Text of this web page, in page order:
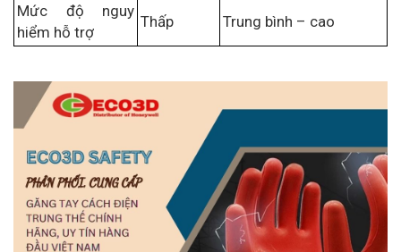
Mức độ nguy
hiểm hỗ trợ
Thấp Trung bình – cao